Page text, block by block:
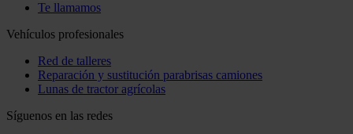
Te llamamos
Vehículos profesionales
Red de talleres
Reparación y sustitución parabrisas camiones
Lunas de tractor agrícolas
Síguenos en las redes